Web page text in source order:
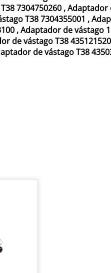
7304750260 ,Adaptador
T38 7304355001 ,
,Adaptador de vástago
de vástago T38
de vástago T38